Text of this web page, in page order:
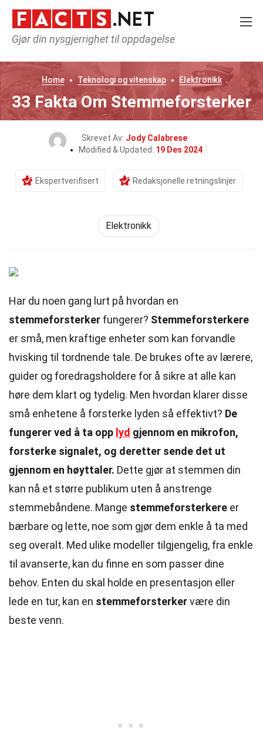
Gjør din nysgjerrighet til oppdagelse
Home Teknologi og vitenskap Elektronikk
33 Fakta Om Stemmeforsterker
Skrevet Av: Jody Calabrese
Modified & Updated: 19 Des 2024
Ekspertverifisert Redaksjonelle retningslinjer
Elektronikk
Har du noen gang lurt på hvordan en
stemmeforsterker fungerer? Stemmeforsterkere
er små, men kraftige enheter som kan forvandle
hvisking til tordnende tale. De brukes ofte av lærere,
guider og foredragsholdere for å sikre at alle kan
høre dem klart og tydelig. Men hvordan klarer disse
små enhetene å forsterke lyden så effektivt? De
fungerer ved å ta opp lyd gjennom en mikrofon,
forsterke signalet, og deretter sende det ut
gjennom en høyttaler. Dette gjør at stemmen din
kan nå et større publikum uten å anstrenge
stemmebåndene. Mange stemmeforsterkere er
bærbare og lette, noe som gjør dem enkle å ta med
seg overalt. Med ulike modeller tilgjengelig, fra enkle
til avanserte, kan du finne en som passer dine
behov. Enten du skal holde en presentasjon eller
lede en tur, kan en stemmeforsterkervære din
beste venn.